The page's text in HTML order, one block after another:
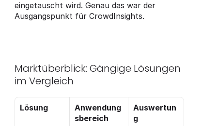
eingetauscht wird. Genau das war der
Ausgangspunkt für CrowdInsights.
Marktüberblick: Gängige Lösungen
im Vergleich
Lösung
Anwendung
sbereich
Auswertun
g